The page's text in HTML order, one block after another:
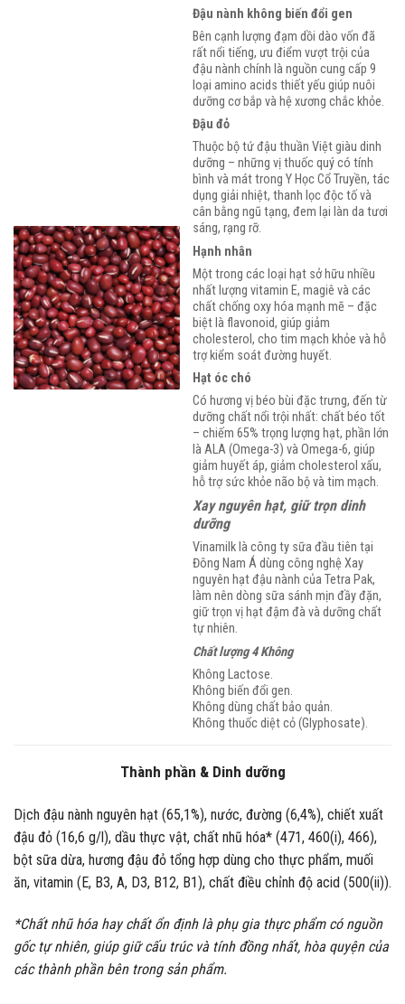
Đậu nành không biến đổi gen
Bên cạnh lượng đạm dồi dào vốn đã
rất nổi tiếng, ưu điểm vượt trội của
đậu nành chính là nguồn cung cấp 9
loại amino acids thiết yếu giúp nuôi
dưỡng cơ bắp và hệ xương chắc khỏe.​
Đậu đỏ
Thuộc bộ tứ đậu thuần Việt giàu dinh
dưỡng – những vị thuốc quý có tính
bình và mát trong Y Học Cổ Truyền, tác
dụng giải nhiệt, thanh lọc độc tố và
cân bằng ngũ tạng, đem lại làn da tươi
sáng, rạng rỡ. ​
Hạnh nhân
Một trong các loại hạt sở hữu nhiều
nhất lượng vitamin E, magiê và các
chất chống oxy hóa mạnh mẽ – đặc
biệt là flavonoid, giúp giảm
cholesterol, cho tim mạch khỏe và hỗ
trợ kiểm soát đường huyết.
Hạt óc chó
Có hương vị béo bùi đặc trưng, đến từ
dưỡng chất nổi trội nhất: chất béo tốt
– chiếm 65% trọng lượng hạt, phần lớn
là ALA (Omega-3) và Omega-6, giúp
giảm huyết áp, giảm cholesterol xấu,
hỗ trợ sức khỏe não bộ và tim mạch. ​
Xay nguyên hạt, giữ trọn dinh
dưỡng
Vinamilk là công ty sữa đầu tiên tại
Đông Nam Á dùng công nghệ Xay
nguyên hạt đậu nành của Tetra Pak,
làm nên dòng sữa sánh mịn đầy đặn,
giữ trọn vị hạt đậm đà và dưỡng chất
tự nhiên.
Chất lượng 4 Không
Không Lactose. ​
Không biến đổi gen. ​
Không dùng chất bảo quản. ​
Không thuốc diệt cỏ (Glyphosate).
Thành phần & Dinh dưỡng
Dịch đậu nành nguyên hạt (65,1%), nước, đường (6,4%), chiết xuất
đậu đỏ (16,6 g/l), dầu thực vật, chất nhũ hóa* (471, 460(i), 466),
bột sữa dừa, hương đậu đỏ tổng hợp dùng cho thực phẩm, muối
ăn, vitamin (E, B3, A, D3, B12, B1), chất điều chỉnh độ acid (500(ii)).
*Chất nhũ hóa hay chất ổn định là phụ gia thực phẩm có nguồn
gốc tự nhiên, giúp giữ cấu trúc và tính đồng nhất, hòa quyện của
các thành phần bên trong sản phẩm.